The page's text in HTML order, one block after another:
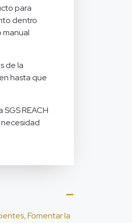
para
dentro
manual
de la
hasta que
REACH
Fomentar la